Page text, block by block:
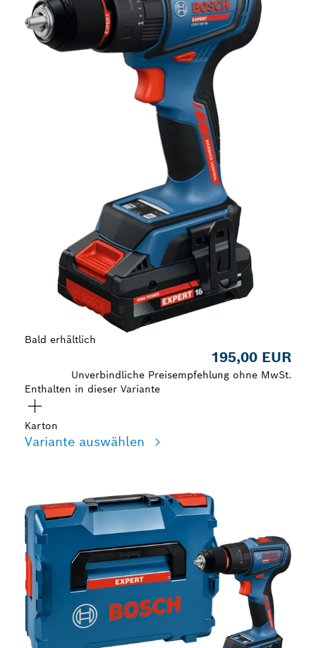
Bald erhältlich
195,00 EUR
Unverbindliche Preisempfehlung ohne MwSt.
Enthalten in dieser Variante
Karton
Variante auswählen